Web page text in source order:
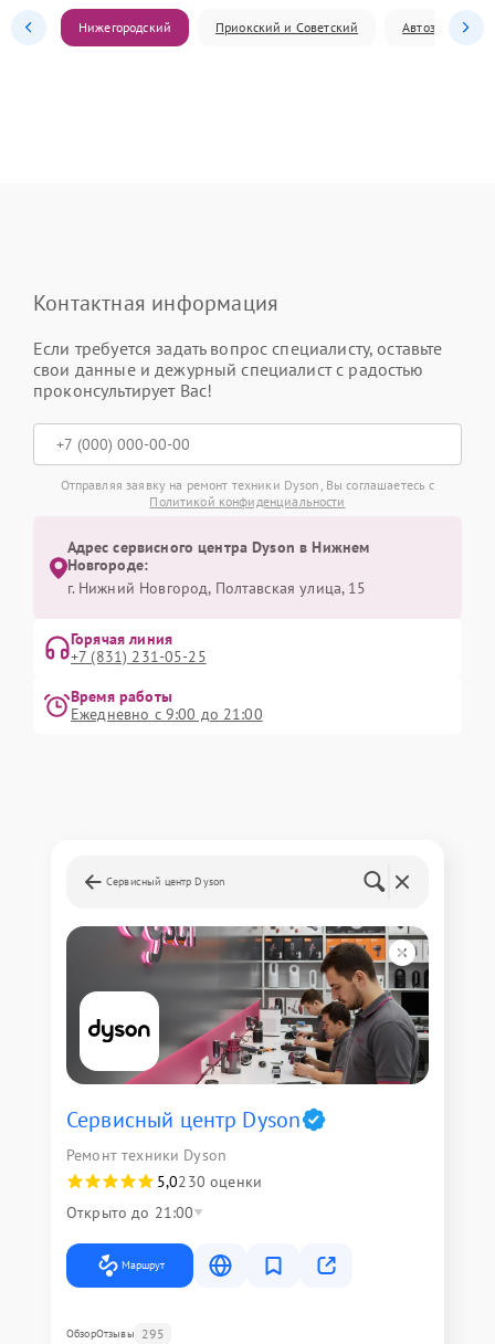
Нижегородский Приокский и Советский Автозаводский
Контактная информация
Если требуется задать вопрос специалисту, оставьте
свои данные и дежурный специалист с радостью
проконсультирует Вас!
Отправляя заявку на ремонт техники Dyson, Вы соглашаетесь с
Политикой конфиденциальности
Адрес сервисного центра Dyson в Нижнем
Новгороде:
г. Нижний Новгород, Полтавская улица, 15
Горячая линия
+7 (831) 231-05-25
Время работы
Ежедневно с 9:00 до 21:00
Сервисный центр Dyson
Сервисный центр Dyson
Ремонт техники Dyson
5,0230 оценки
Открыто до 21:00
Маршрут
ОбзорОтзывы 295